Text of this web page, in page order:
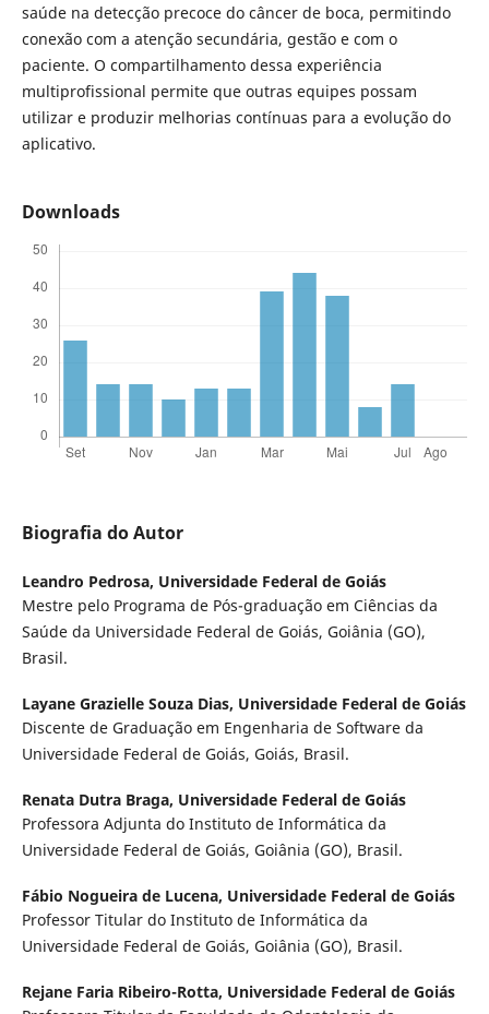
saúde na detecção precoce do câncer de boca, permitindo
conexão com a atenção secundária, gestão e com o
paciente. O compartilhamento dessa experiência
multiprofissional permite que outras equipes possam
utilizar e produzir melhorias contínuas para a evolução do
aplicativo.
Downloads
Biografia do Autor
Leandro Pedrosa, Universidade Federal de Goiás
Mestre pelo Programa de Pós-graduação em Ciências da
Saúde da Universidade Federal de Goiás, Goiânia (GO),
Brasil.
Layane Grazielle Souza Dias, Universidade Federal de Goiás
Discente de Graduação em Engenharia de Software da
Universidade Federal de Goiás, Goiás, Brasil.
Renata Dutra Braga, Universidade Federal de Goiás
Professora Adjunta do Instituto de Informática da
Universidade Federal de Goiás, Goiânia (GO), Brasil.
Fábio Nogueira de Lucena, Universidade Federal de Goiás
Professor Titular do Instituto de Informática da
Universidade Federal de Goiás, Goiânia (GO), Brasil.
Rejane Faria Ribeiro-Rotta, Universidade Federal de Goiás